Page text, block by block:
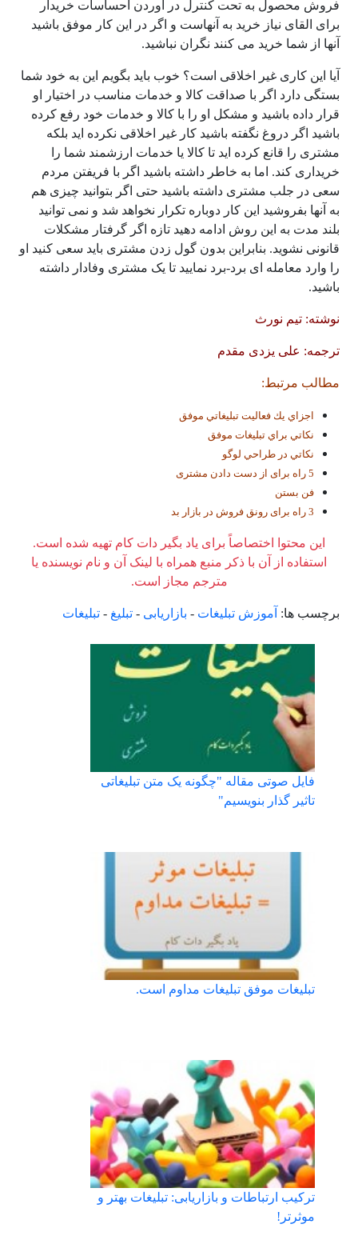
فروش محصول به تحت کنترل در آوردن احساسات خریدار
برای القای نیاز خرید به آنهاست و اگر در این کار موفق باشید
آنها از شما خرید می کنند نگران نباشید.
آیا این کاری غیر اخلاقی است؟ خوب باید بگویم این به خود شما
بستگی دارد اگر با صداقت کالا و خدمات مناسب در اختیار او
قرار داده باشید و مشکل او را با کالا و خدمات خود رفع کرده
باشید اگر دروغ نگفته باشید کار غیر اخلاقی نکرده اید بلکه
مشتری را قانع کرده اید تا کالا یا خدمات ارزشمند شما را
خریداری کند. اما به خاطر داشته باشید اگر با فریفتن مردم
سعی در جلب مشتری داشته باشید حتی اگر بتوانید چیزی هم
به آنها بفروشید این کار دوباره تکرار نخواهد شد و نمی توانید
بلند مدت به این روش ادامه دهید تازه اگر گرفتار مشکلات
قانونی نشوید. بنابراین بدون گول زدن مشتری باید سعی کنید او
را وارد معامله ای برد-برد نمایید تا یک مشتری وفادار داشته
باشید.
نوشته: تیم نورث
ترجمه: علی یزدی مقدم
مطالب مرتبط:
اجزاي يك فعاليت تبليغاتي موفق
نكاتي براي تبليغات موفق
نكاتي در طراحي لوگو
5 راه برای از دست دادن مشتری
فن بستن
3 راه برای رونق فروش در بازار بد
این محتوا اختصاصاً برای یاد بگیر دات کام تهیه شده است.
استفاده از آن با ذکر منبع همراه با لینک آن و نام نویسنده یا
مترجم مجاز است.
برچسب ها: آموزش تبلیغات - بازاریابی - تبلیغ - تبلیغات
فایل صوتی مقاله "چگونه یک متن تبلیغاتی
تاثیر گذار بنویسیم"
تبلیغات موفق تبلیغات مداوم است.
ترکیب ارتباطات و بازاریابی: تبلیغات بهتر و
موثرتر!